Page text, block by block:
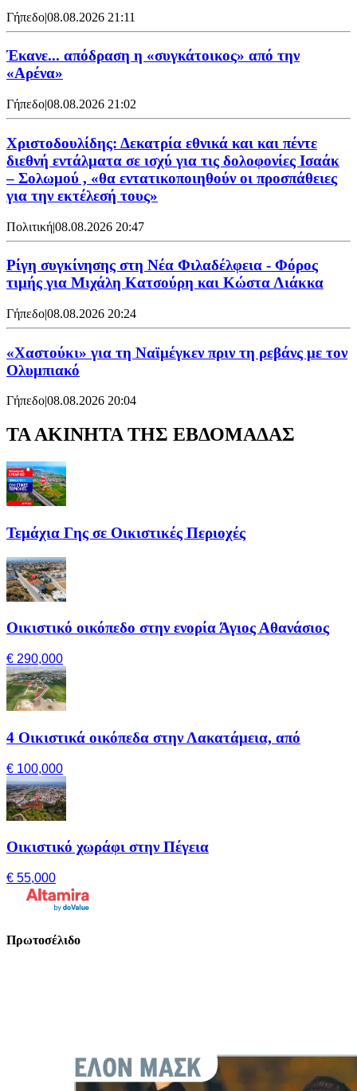
Γήπεδο|08.08.2026 21:11
Έκανε... απόδραση η «συγκάτοικος» από την
«Αρένα»
Γήπεδο|08.08.2026 21:02
Χριστοδουλίδης: Δεκατρία εθνικά και και πέντε
διεθνή εντάλματα σε ισχύ για τις δολοφονίες Ισαάκ
– Σολωμού , «θα εντατικοποιηθούν οι προσπάθειες
για την εκτέλεσή τους»
Πολιτική|08.08.2026 20:47
Ρίγη συγκίνησης στη Νέα Φιλαδέλφεια - Φόρος
τιμής για Μιχάλη Κατσούρη και Κώστα Λιάκκα
Γήπεδο|08.08.2026 20:24
«Χαστούκι» για τη Ναϊμέγκεν πριν τη ρεβάνς με τον
Ολυμπιακό
Γήπεδο|08.08.2026 20:04
ΤΑ ΑΚΙΝΗΤΑ ΤΗΣ ΕΒΔΟΜΑΔΑΣ
Τεμάχια Γης σε Οικιστικές Περιοχές
Οικιστικό οικόπεδο στην ενορία Άγιος Αθανάσιος
€ 290,000
4 Οικιστικά οικόπεδα στην Λακατάμεια, από
€ 100,000
Οικιστικό χωράφι στην Πέγεια
€ 55,000
Πρωτοσέλιδο